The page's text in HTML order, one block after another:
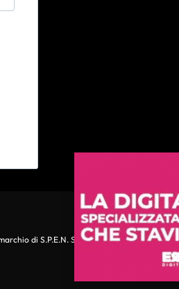
di S.P.E.N. Srl - P.IVA 06511641000